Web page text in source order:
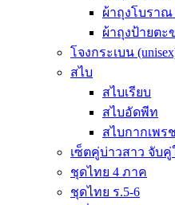
ผ้าถุงโบราณ
ผ้าถุงป้ายตะ
โจงกระเบน
สไบ
สไบเรียบ
สไบอัดพีท
สไบกากเพร
เซ็ตคู่บ่าวสาว จับคู่
ชุดไทย 4 ภาค
ชุดไทย ร.5-6